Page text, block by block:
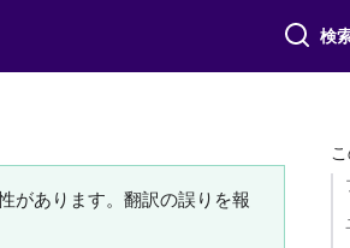
すべて検索
があります。翻訳の誤りを報